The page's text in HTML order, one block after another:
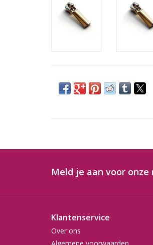
Meld je aan voor onze
Klantenservice
Over ons
Algemene voorwaarden